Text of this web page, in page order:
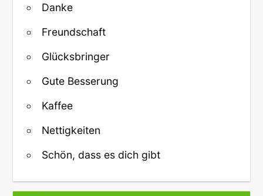
Danke
Freundschaft
Glücksbringer
Gute Besserung
Kaffee
Nettigkeiten
Schön, dass es dich gibt